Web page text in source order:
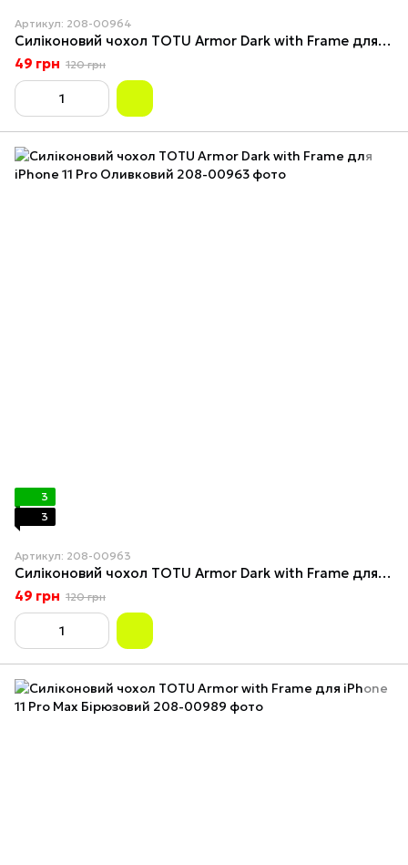
Артикул: 208-00964
Силіконовий чохол TOTU Armor Dark with Frame для iPhone 11 Pro Синій
49 грн 120 грн
3
3
Артикул: 208-00963
Силіконовий чохол TOTU Armor Dark with Frame для iPhone 11 Pro Оливковий
49 грн 120 грн